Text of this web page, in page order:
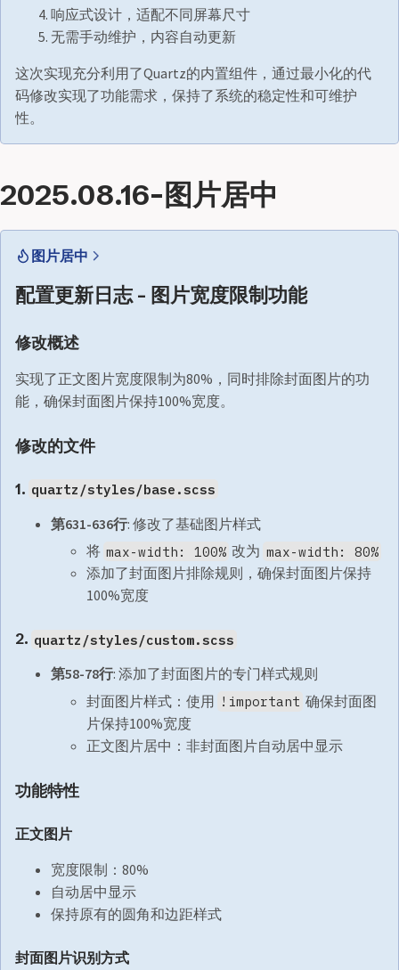
响应式设计，适配不同屏幕尺寸
无需手动维护，内容自动更新
这次实现充分利用了Quartz的内置组件，通过最小化的代
码修改实现了功能需求，保持了系统的稳定性和可维护
性。
2025.08.16-图片居中
图片居中
配置更新日志 - 图片宽度限制功能
修改概述
实现了正文图片宽度限制为80%，同时排除封面图片的功
能，确保封面图片保持100%宽度。
修改的文件
1. quartz/styles/base.scss
第631-636行: 修改了基础图片样式
将 max-width: 100% 改为 max-width: 80%
添加了封面图片排除规则，确保封面图片保持
100%宽度
2. quartz/styles/custom.scss
第58-78行: 添加了封面图片的专门样式规则
封面图片样式：使用 !important 确保封面图
片保持100%宽度
正文图片居中：非封面图片自动居中显示
功能特性
正文图片
宽度限制：80%
自动居中显示
保持原有的圆角和边距样式
封面图片识别方式